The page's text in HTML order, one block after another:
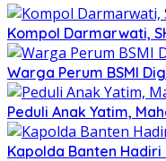
Kompol Darmarwati,
Warga Perum BSMI
Peduli Anak Yatim,
Kapolda Banten Hadiri